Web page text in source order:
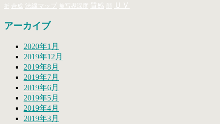
折
合成 法線マップ 被写界深度 質感 ＵＶ
アーカイブ
2020年1月
2019年12月
2019年8月
2019年7月
2019年6月
2019年5月
2019年4月
2019年3月